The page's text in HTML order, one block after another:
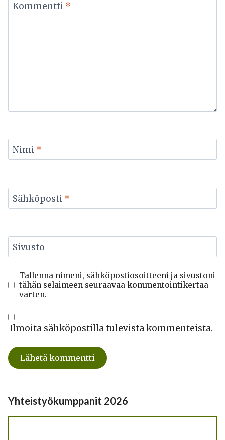
Kommentti *
Nimi *
Sähköposti *
Sivusto
Tallenna nimeni, sähköpostiosoitteeni ja sivustoni
tähän selaimeen seuraavaa kommentointikertaa
varten.
Ilmoita sähköpostilla tulevista kommenteista.
Yhteistyökumppanit 2026